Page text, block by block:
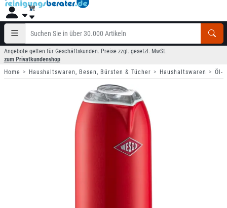
Angebote gelten für Geschäftskunden. Preise zzgl. gesetzl. MwSt.
zum Privatkundenshop
Home
Haushaltswaren, Besen, Bürsten & Tücher Haushaltswaren Öl-